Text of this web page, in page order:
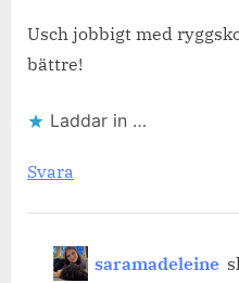
Usch jobbigt med
bättre!
Laddar in …
Svara
saramadeleine